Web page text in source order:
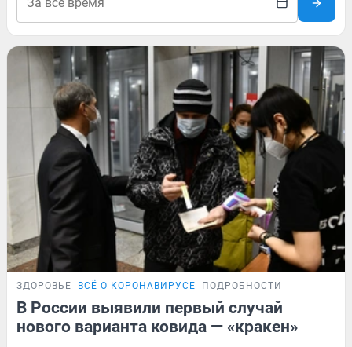
ЗДОРОВЬЕ ВСЁ О КОРОНАВИРУСЕ ПОДРОБНОСТИ
В России выявили первый случай
нового варианта ковида — «кракен»